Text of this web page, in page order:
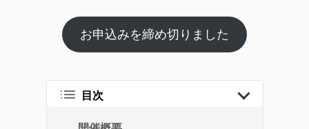
お申込みを締め切りました
目次